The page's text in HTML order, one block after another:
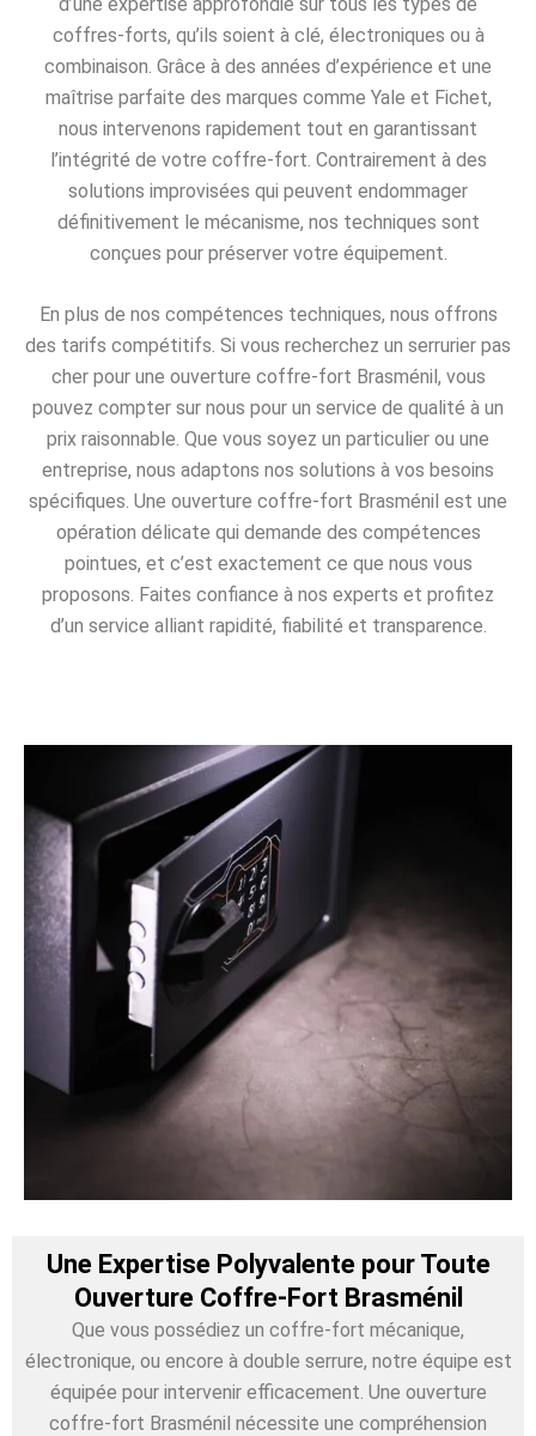
coffres-forts, qu’ils soient à clé, électroniques ou à
combinaison. Grâce à des années d’expérience et une
maîtrise parfaite des marques comme Yale et Fichet,
nous intervenons rapidement tout en garantissant
l’intégrité de votre coffre-fort. Contrairement à des
solutions improvisées qui peuvent endommager
définitivement le mécanisme, nos techniques sont
conçues pour préserver votre équipement.
En plus de nos compétences techniques, nous offrons
des tarifs compétitifs. Si vous recherchez un serrurier pas
cher pour une ouverture coffre-fort Brasménil, vous
pouvez compter sur nous pour un service de qualité à un
prix raisonnable. Que vous soyez un particulier ou une
entreprise, nous adaptons nos solutions à vos besoins
spécifiques. Une ouverture coffre-fort Brasménil est une
opération délicate qui demande des compétences
pointues, et c’est exactement ce que nous vous
proposons. Faites confiance à nos experts et profitez
d’un service alliant rapidité, fiabilité et transparence.
Une Expertise Polyvalente pour Toute
Ouverture Coffre-Fort Brasménil
Que vous possédiez un coffre-fort mécanique,
électronique, ou encore à double serrure, notre équipe est
équipée pour intervenir efficacement. Une ouverture
coffre-fort Brasménil nécessite une compréhension